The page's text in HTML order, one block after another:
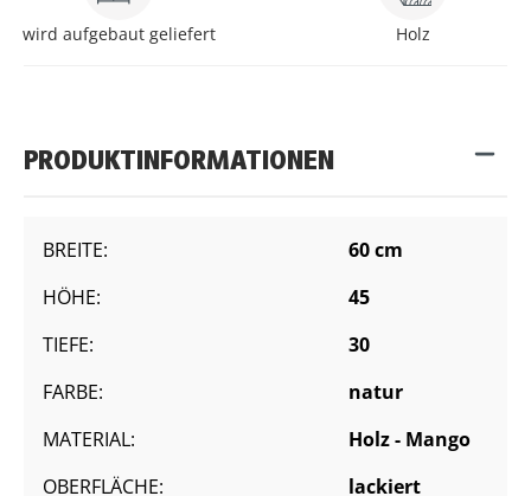
wird aufgebaut geliefert Holz
PRODUKTINFORMATIONEN
BREITE:
60 cm
HÖHE:
45
TIEFE:
30
FARBE:
natur
MATERIAL:
Holz - Mango
OBERFLÄCHE:
lackiert